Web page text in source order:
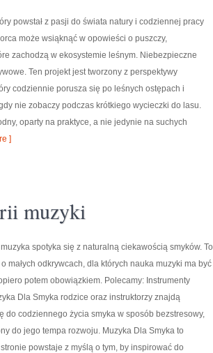
powstał z pasji do świata natury i codziennej pracy
może wsiąknąć w opowieści o puszczy,
zachodzą w ekosystemie leśnym. Niebezpieczne
Ten projekt jest tworzony z perspektywy
codziennie porusza się po leśnych ostępach i
nie zobaczy podczas krótkiego wycieczki do lasu.
oparty na praktyce, a nie jedynie na suchych
]
muzyki
spotyka się z naturalną ciekawością smyków. To
małych odkrywcach, dla których nauka muzyki ma być
potem obowiązkiem. Polecamy: Instrumenty
Dla Smyka rodzice oraz instruktorzy znajdą
do codziennego życia smyka w sposób bezstresowy,
do jego tempa rozwoju. Muzyka Dla Smyka to
powstaje z myślą o tym, by inspirować do